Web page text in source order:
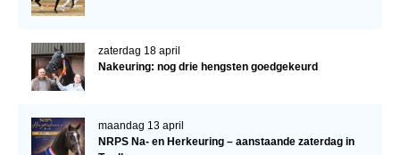
zaterdag 18 april
Nakeuring: nog drie hengsten goedgekeurd
maandag 13 april
NRPS Na- en Herkeuring – aanstaande zaterdag in